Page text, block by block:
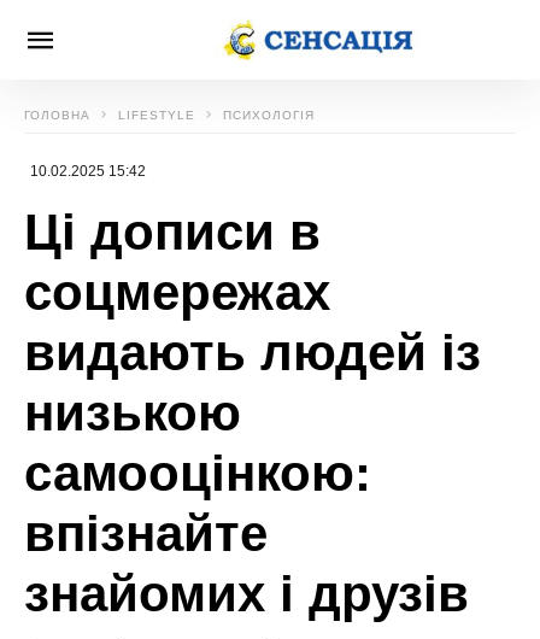
ГОЛОВНА LIFESTYLE ПСИХОЛОГІЯ
10.02.2025 15:42
Ці дописи в
соцмережах
видають людей із
низькою
самооцінкою:
впізнайте
знайомих і друзів